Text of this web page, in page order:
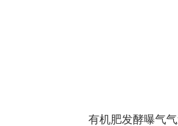
有机肥发酵曝气